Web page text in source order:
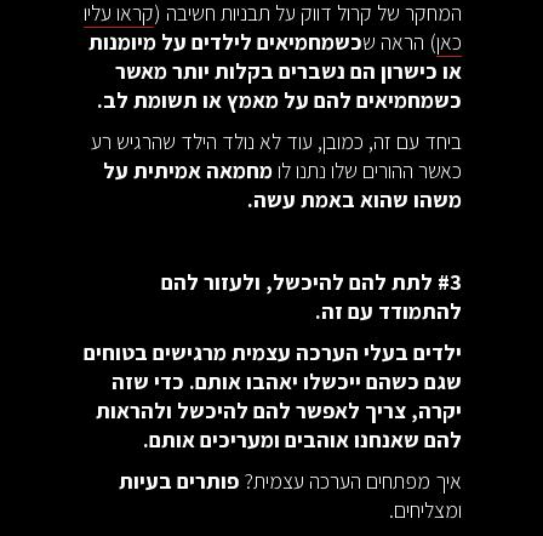
המחקר של קרול דווק על תבניות חשיבה (קראו עליו
כאן) הראה שכשמחמיאים לילדים על מיומנות
או כישרון הם נשברים בקלות יותר מאשר
כשמחמיאים להם על מאמץ או תשומת לב.
ביחד עם זה, כמובן, עוד לא נולד הילד שהרגיש רע
כאשר ההורים שלו נתנו לומחמאה אמיתית על
משהו שהוא באמת עשה.
#3 לתת להם להיכשל, ולעזור להם
להתמודד עם זה.
ילדים בעלי הערכה עצמית מרגישים בטוחים
שגם כשהם ייכשלו יאהבו אותם. כדי שזה
יקרה, צריך לאפשר להם להיכשל ולהראות
להם שאנחנו אוהבים ומעריכים אותם.
איך מפתחים הערכה עצמית?פותרים בעיות
ומצליחים.